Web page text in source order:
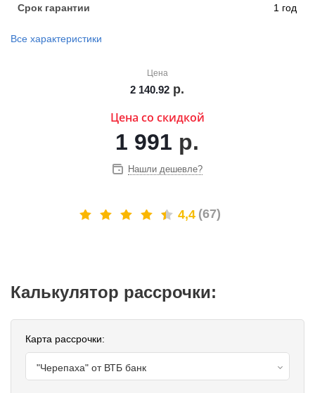
Цена
2 140.92 р.
Цена со скидкой
1 991 р.
Нашли дешевле?
4,4 (67)
Калькулятор рассрочки:
Карта рассрочки:
"Черепаха" от ВТБ банк
Срок гарантии 1 год
Все характеристики